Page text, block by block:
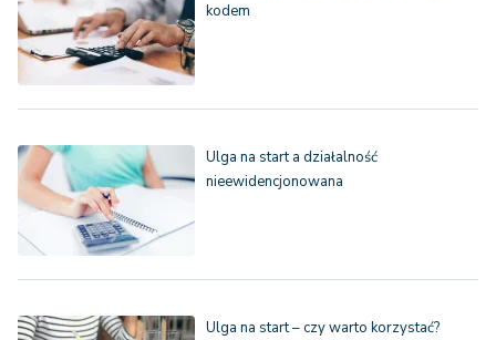
kodem
Ulga na start a działalność
nieewidencjonowana
Ulga na start – czy warto korzystać?